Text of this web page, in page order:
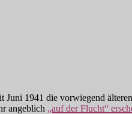
Juni 1941 die vorwiegend
angeblich „auf der Flucht“